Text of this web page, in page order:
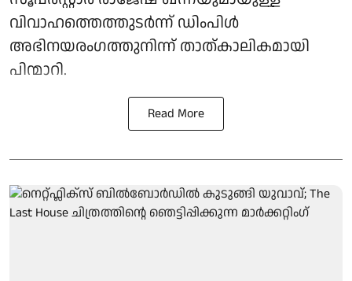
വിവാഹത്തെത്തുടര്‍ന്ന് ഡിംപിള്‍
അഭിനയരംഗത്തുനിന്ന് താത്കാലികമായി
പിന്മാറി.
Read More